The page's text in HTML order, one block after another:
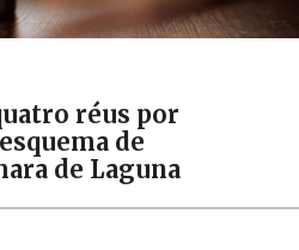
réus por
de
de Laguna